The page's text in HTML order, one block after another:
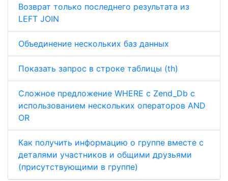
Возврат только последнего результата из
LEFT JOIN
Объединение нескольких баз данных
Показать запрос в строке таблицы (th)
Сложное предложение WHERE с Zend_Db с
использованием нескольких операторов AND
OR
Как получить информацию о группе вместе с
деталями участников и общими друзьями
(присутствующими в группе)